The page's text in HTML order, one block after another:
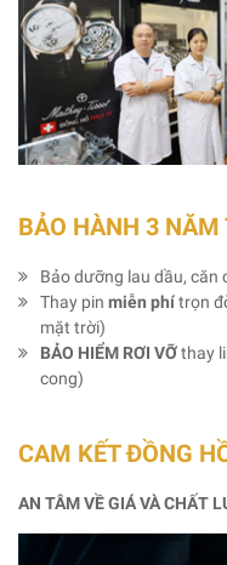
BẢO HÀNH 3 NĂM
Bảo dưỡng lau dầu, căn
Thay pin miễn phítrọn
mặt trời)
BẢO HIỂM RƠI VỠthay
cong)
CAM KẾT ĐỒNG
AN TÂM VỀ GIÁ VÀ CHẤT